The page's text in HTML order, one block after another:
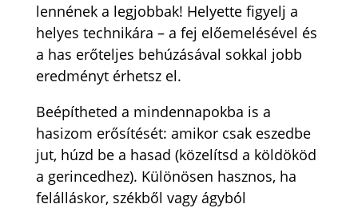
lennének a legjobbak! Helyette figyelj a
helyes technikára – a fej előemelésével és
a has erőteljes behúzásával sokkal jobb
eredményt érhetsz el.
Beépítheted a mindennapokba is a
hasizom erősítését: amikor csak eszedbe
jut, húzd be a hasad (közelítsd a köldököd
a gerincedhez). Különösen hasznos, ha
felálláskor, székből vagy ágyból